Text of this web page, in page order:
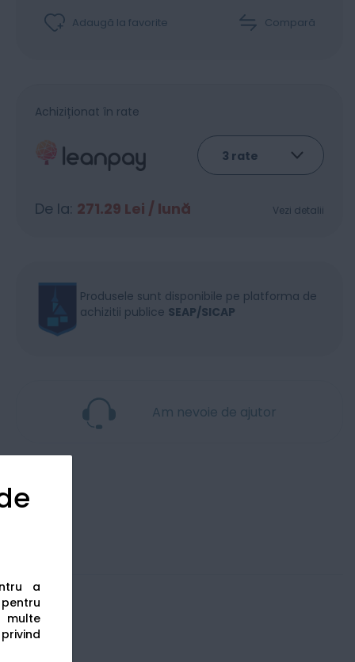
a
multe
Adaugă la favorite Compară
Achiziționat în rate
De la: 271.29 Lei / lună Vezi detalii
Produsele sunt disponibile pe platforma de
achizitii publice SEAP/SICAP
Am nevoie de ajutor